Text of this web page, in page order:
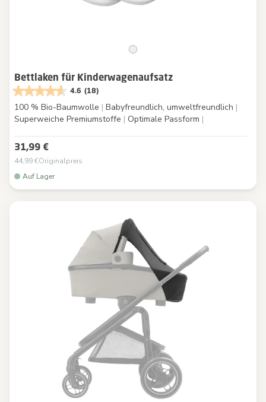
Bettlaken für Kinderwagenaufsatz
4.6 (18)
100 % Bio-Baumwolle | Babyfreundlich, umweltfreundlich |
Superweiche Premiumstoffe | Optimale Passform |
31,99 €
44,99 €Originalpreis
Auf Lager